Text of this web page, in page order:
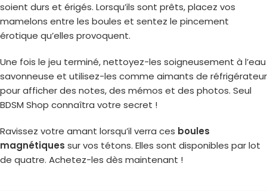
soient durs et érigés. Lorsqu’ils sont prêts, placez vos
mamelons entre les boules et sentez le pincement
érotique qu’elles provoquent.
Une fois le jeu terminé, nettoyez-les soigneusement à l’eau
savonneuse et utilisez-les comme aimants de réfrigérateur
pour afficher des notes, des mémos et des photos. Seul
BDSM Shop connaîtra votre secret !
Ravissez votre amant lorsqu’il verra ces boules
magnétiques sur vos tétons. Elles sont disponibles par lot
de quatre. Achetez-les dès maintenant !